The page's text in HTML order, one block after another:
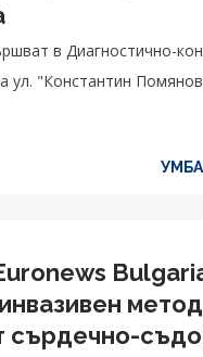
в Диагностично-
ул. "Константин
сърдечно-